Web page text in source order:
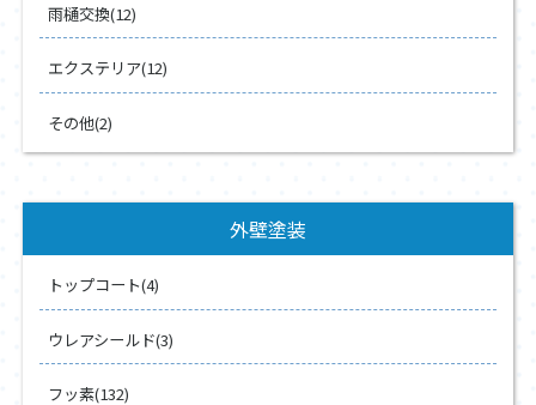
雨樋交換(12)
エクステリア(12)
その他(2)
外壁塗装
トップコート(4)
ウレアシールド(3)
フッ素(132)